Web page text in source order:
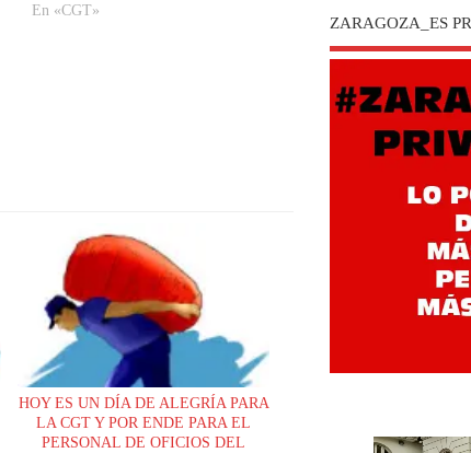
En «CGT»
HOY ES UN DÍA DE ALEGRÍA PARA
LA CGT Y POR ENDE PARA EL
PERSONAL DE OFICIOS DEL
ZARAGOZA_ES